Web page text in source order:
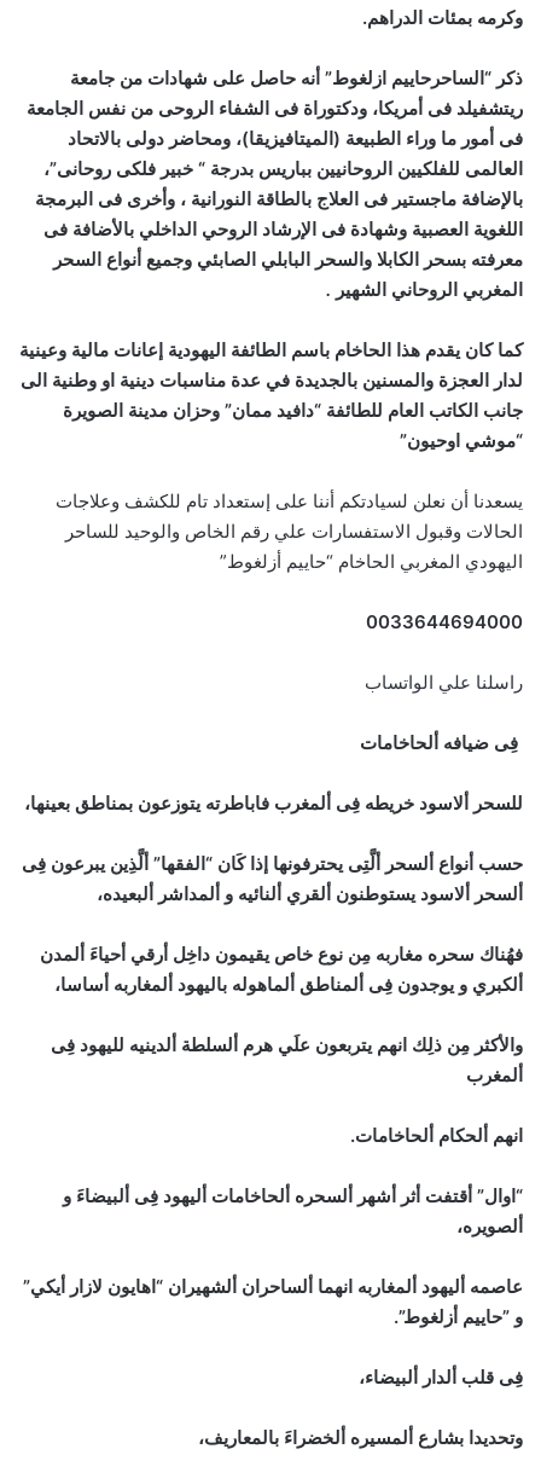
وكرمه بمئات الدراهم.
ذكر “الساحرحاييم ازلغوط” أنه حاصل على شهادات من جامعة
ريتشفيلد فى أمريكا، ودكتوراة فى الشفاء الروحى من نفس الجامعة
فى أمور ما وراء الطبيعة (الميتافيزيقا)، ومحاضر دولى بالاتحاد
العالمى للفلكيين الروحانيين بباريس بدرجة “ خبير فلكى روحانى”،
بالإضافة ماجستير فى العلاج بالطاقة النورانية ، وأخرى فى البرمجة
اللغوية العصبية وشهادة فى الإرشاد الروحي الداخلي بالأضافة فى
معرفته بسحر الكابلا والسحر البابلي الصابئي وجميع أنواع السحر
المغربي الروحاني الشهير .
كما كان يقدم هذا الحاخام باسم الطائفة اليهودية إعانات مالية وعينية
لدار العجزة والمسنين بالجديدة في عدة مناسبات دينية او وطنية الى
جانب الكاتب العام للطائفة “دافيد ممان” وحزان مدينة الصويرة
“موشي اوحيون”
يسعدنا أن نعلن لسيادتكم أننا على إستعداد تام للكشف وعلاجات
الحالات وقبول الاستفسارات علي رقم الخاص والوحيد للساحر
اليهودي المغربي الحاخام “حاييم أزلغوط”
0033644694000
راسلنا علي الواتساب
فِى ضيافه ألحاخامات
للسحر ألاسود خريطه فِى ألمغرب فاباطرته يتوزعون بمناطق بعينها،
حسب أنواع ألسحر ألَّتِى يحترفونها إذا كَان “الفقها” ألَّذِين يبرعون فِى
ألسحر ألاسود يستوطنون ألقري ألنائيه و ألمداشر ألبعيده،
فهُناك سحره مغاربه مِن نوع خاص يقيمون داخِل أرقي أحياءَ ألمدن
ألكبري و يوجدون فِى ألمناطق ألماهوله باليهود ألمغاربه أساسا،
والأكثر مِن ذلِك انهم يتربعون علَي هرم ألسلطة ألدينيه لليهود فِى
ألمغرب
انهم ألحكام ألحاخامات.
“اوال” أقتفت أثر أشهر ألسحره ألحاخامات أليهود فِى ألبيضاءَ و
ألصويره،
عاصمه أليهود ألمغاربه انهما ألساحران ألشهيران “اهايون لازار أيكي”
و ”حاييم أزلغوط”.
فِى قلب ألدار ألبيضاء،
وتحديدا بشارع ألمسيره ألخضراءَ بالمعاريف،